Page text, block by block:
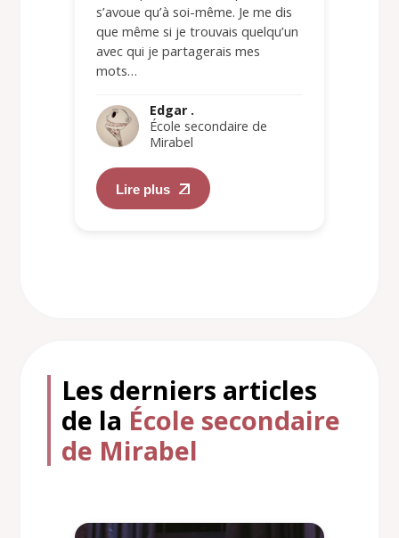
s’avoue qu’à soi-même. Je me dis
que même si je trouvais quelqu’un
avec qui je partagerais mes
mots…
Edgar .
École secondaire de
Mirabel
Lire plus
Les derniers articles
de la École secondaire
de Mirabel